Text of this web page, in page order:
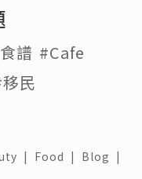
譜 #Cafe
民
| Food | Blog |